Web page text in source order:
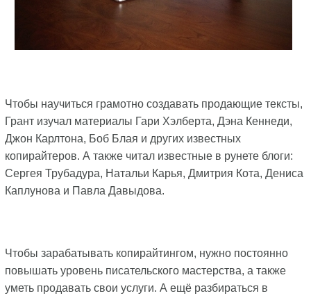
Чтобы научиться грамотно создавать продающие тексты,
Грант изучал материалы Гари Хэлберта, Дэна Кеннеди,
Джон Карлтона, Боб Блая и других известных
копирайтеров. А также читал известные в рунете блоги:
Сергея Трубадура, Натальи Карья, Дмитрия Кота, Дениса
Каплунова и Павла Давыдова.
Чтобы зарабатывать копирайтингом, нужно постоянно
повышать уровень писательского мастерства, а также
уметь продавать свои услуги. А ещё разбираться в